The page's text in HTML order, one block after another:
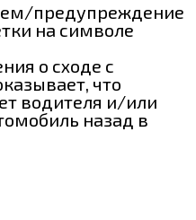
предупреждение
на символе
о сходе с
что
водителя и/или
назад в